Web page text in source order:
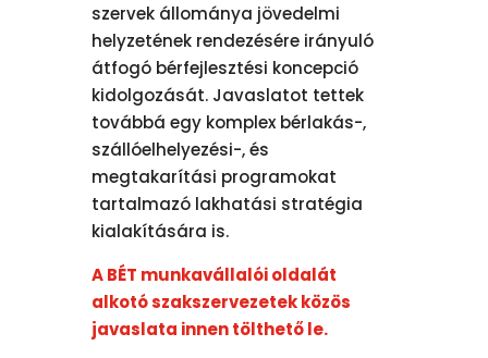
szervek állománya jövedelmi
helyzetének rendezésére irányuló
átfogó bérfejlesztési koncepció
kidolgozását. Javaslatot tettek
továbbá egy komplex bérlakás-,
szállóelhelyezési-, és
megtakarítási programokat
tartalmazó lakhatási stratégia
kialakítására is.
A BÉT munkavállalói oldalát
alkotó szakszervezetek közös
javaslata innen tölthető le.